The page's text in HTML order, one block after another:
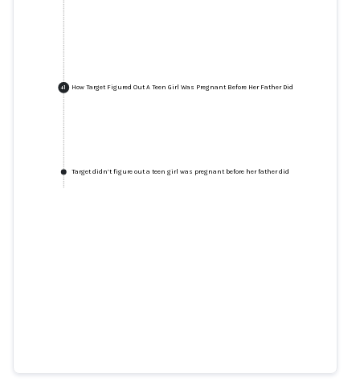
+1 How Target Figured Out A Teen Girl Was Pregnant Before Her Father Did
Target didn’t figure out a teen girl was pregnant before her father did